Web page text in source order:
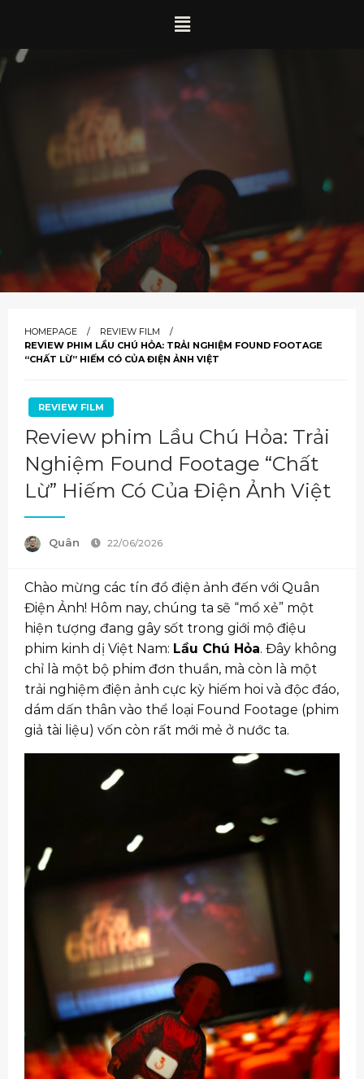
HOMEPAGE
REVIEW FILM
REVIEW PHIM LẦU CHÚ HỎA: TRẢI NGHIỆM FOUND FOOTAGE
“CHẤT LỪ” HIẾM CÓ CỦA ĐIỆN ẢNH VIỆT
REVIEW FILM
Review phim Lầu Chú Hỏa: Trải
Nghiệm Found Footage “Chất
Lừ” Hiếm Có Của Điện Ảnh Việt
Quân 22/06/2026
Chào mừng các tín đồ điện ảnh đến với Quân
Điện Ảnh! Hôm nay, chúng ta sẽ “mổ xẻ” một
hiện tượng đang gây sốt trong giới mộ điệu
phim kinh dị Việt Nam: Lầu Chú Hỏa. Đây không
chỉ là một bộ phim đơn thuần, mà còn là một
trải nghiệm điện ảnh cực kỳ hiếm hoi và độc đáo,
dám dấn thân vào thể loại Found Footage (phim
giả tài liệu) vốn còn rất mới mẻ ở nước ta.